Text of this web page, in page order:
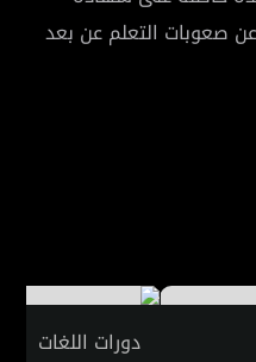
صعوبات التعلم عن بعد
والكبار. وجدت شغفها
تعلم اللغة أساسه
دورات اللغات